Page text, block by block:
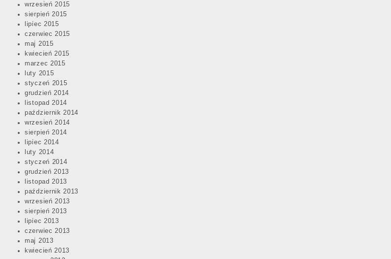
wrzesień 2015
sierpień 2015
lipiec 2015
czerwiec 2015
maj 2015
kwiecień 2015
marzec 2015
luty 2015
styczeń 2015
grudzień 2014
listopad 2014
październik 2014
wrzesień 2014
sierpień 2014
lipiec 2014
luty 2014
styczeń 2014
grudzień 2013
listopad 2013
październik 2013
wrzesień 2013
sierpień 2013
lipiec 2013
czerwiec 2013
maj 2013
kwiecień 2013